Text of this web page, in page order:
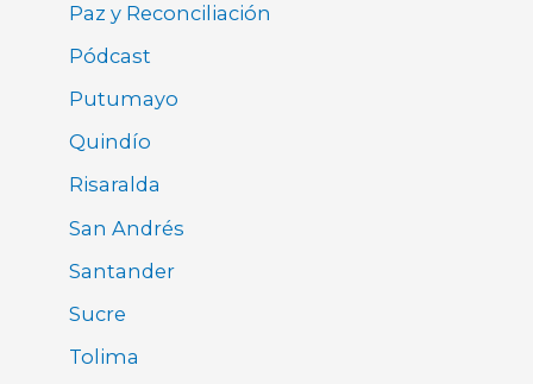
Paz y Reconciliación
Pódcast
Putumayo
Quindío
Risaralda
San Andrés
Santander
Sucre
Tolima